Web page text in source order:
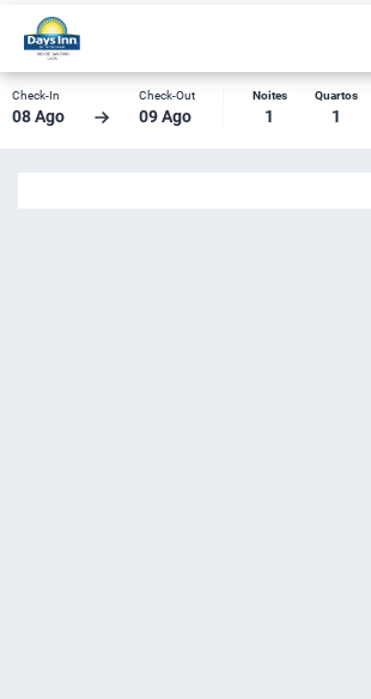
Check-In
08 Ago
Check-Out
09 Ago
Noites
1
Quartos
1